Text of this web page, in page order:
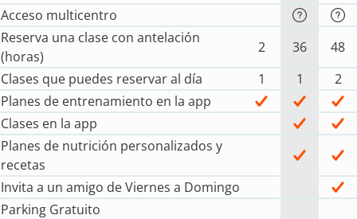
Acceso multicentro
Reserva una clase con antelación
(horas)
2 36
48
Clases que puedes reservar al día
1 1
2
Planes de entrenamiento en la app
Clases en la app
Planes de nutrición personalizados y
recetas
Invita a un amigo de Viernes a Domingo
Parking Gratuito